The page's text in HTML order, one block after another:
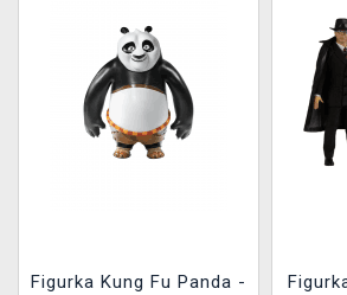
Figurka Kung Fu Panda -